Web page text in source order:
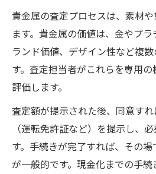
貴金属の査定プロセスは、素材
ます。貴金属の価値は、金やプ
ランド価値、デザイン性など複
す。査定担当者がこれらを専用
評価します。
査定額が提示された後、同意す
（運転免許証など）を提示し、
す。手続きが完了すれば、その
が一般的です。現金化までの手